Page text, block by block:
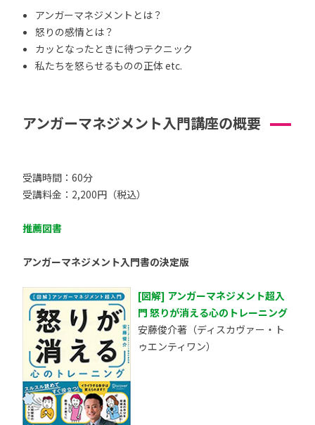
アンガーマネジメントとは？
怒りの感情とは？
カッとなったときに待つテクニック
私たちを怒らせるものの正体 etc.
アンガーマネジメント入門講座の概要
受講時間：60分
受講料金：2,200円（税込）
推薦図書
アンガーマネジメント入門書の決定版
[図解] アンガーマネジメント超入
門 怒りが消える心のトレーニング
安藤俊介著（ディスカヴァー・ト
ゥエンティワン）